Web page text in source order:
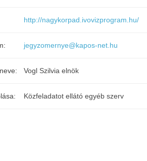
http://nagykorpad.ivovizprogram.hu/
jegyzomernye@kapos-net.hu
Vogl Szilvia elnök
Közfeladatot ellátó egyéb szerv